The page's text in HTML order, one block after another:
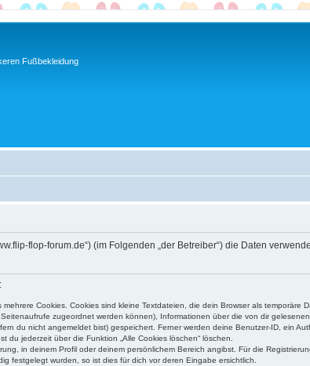
Fußbekleidung
flop-forum.de“) (im Folgenden „der Betreiber“) die Daten
Cookies. Cookies sind kleine Textdateien, die dein Browser als
zugeordnet werden können), Informationen über die von dir
du nicht angemeldet bist) gespeichert. Ferner werden deine Benutzer-ID, ein
du jederzeit über die Funktion „Alle Cookies löschen“ löschen.
in deinem Profil oder deinem persönlichem Bereich angibst. Für die
festgelegt wurden, so ist dies für dich vor deren Eingabe ersichtlich.